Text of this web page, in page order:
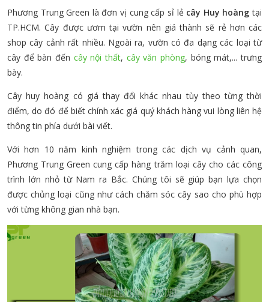
Phương Trung Green là đơn vị cung cấp sỉ lẻ cây Huy hoàng tại
TP.HCM. Cây được ươm tại vườn nên giá thành sẽ rẻ hơn các
shop cây cảnh rất nhiều. Ngoài ra, vườn có đa dạng các loại từ
cây để bàn đến cây nội thất, cây văn phòng, bóng mát,... trưng
bày.
Cây huy hoàng có giá thay đổi khác nhau tùy theo từng thời
điểm, do đó để biết chính xác giá quý khách hàng vui lòng liên hệ
thông tin phía dưới bài viết.
Với hơn 10 năm kinh nghiệm trong các dịch vụ cảnh quan,
Phương Trung Green cung cấp hàng trăm loại cây cho các công
trình lớn nhỏ từ Nam ra Bắc. Chúng tôi sẽ giúp bạn lựa chọn
được chủng loại cũng như cách chăm sóc cây sao cho phù hợp
với từng không gian nhà bạn.